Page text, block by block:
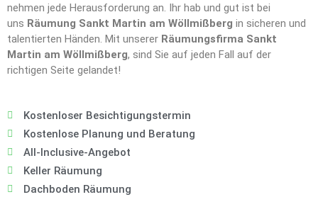
nehmen jede Herausforderung an. Ihr hab und gut ist bei
uns Räumung Sankt Martin am Wöllmißberg in sicheren und
talentierten Händen. Mit unserer Räumungsfirma Sankt
Martin am Wöllmißberg, sind Sie auf jeden Fall auf der
richtigen Seite gelandet!
Kostenloser Besichtigungstermin
Kostenlose Planung und Beratung
All-Inclusive-Angebot
Keller Räumung
Dachboden Räumung